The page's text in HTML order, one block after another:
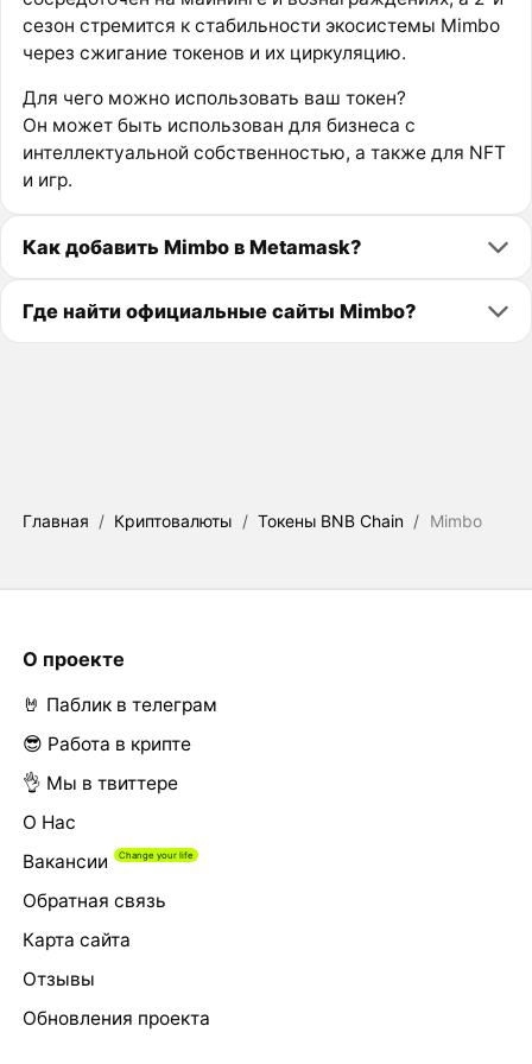
сезон стремится к стабильности экосистемы Mimbo
через сжигание токенов и их циркуляцию.
Для чего можно использовать ваш токен?
Он может быть использован для бизнеса с
интеллектуальной собственностью, а также для NFT
и игр.
Как добавить Mimbo в Metamask?
Где найти официальные сайты Mimbo?
Главная / Криптовалюты / Токены BNB Chain / Mimbo
О проекте
🤘 Паблик в телеграм
😎 Работа в крипте
👌 Мы в твиттере
О Нас
Вакансии
Обратная связь
Карта сайта
Отзывы
Обновления проекта